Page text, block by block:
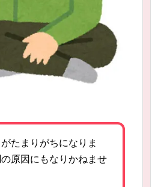
たまりがちになりま
原因にもなりかねませ